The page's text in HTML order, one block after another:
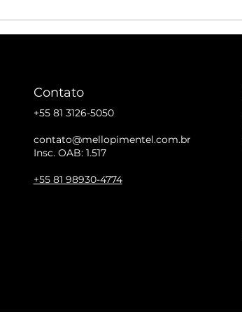
Contato
+55 81 3126-5050
contato@mellopimentel.com.br
Insc. OAB: 1.517
+55 81 98930-4774